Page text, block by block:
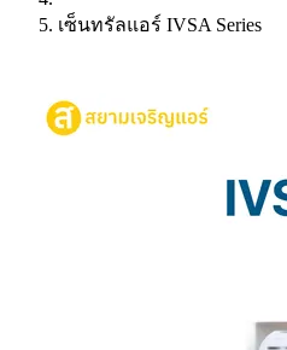
เซ็นทรัลแอร์ IVSA Series